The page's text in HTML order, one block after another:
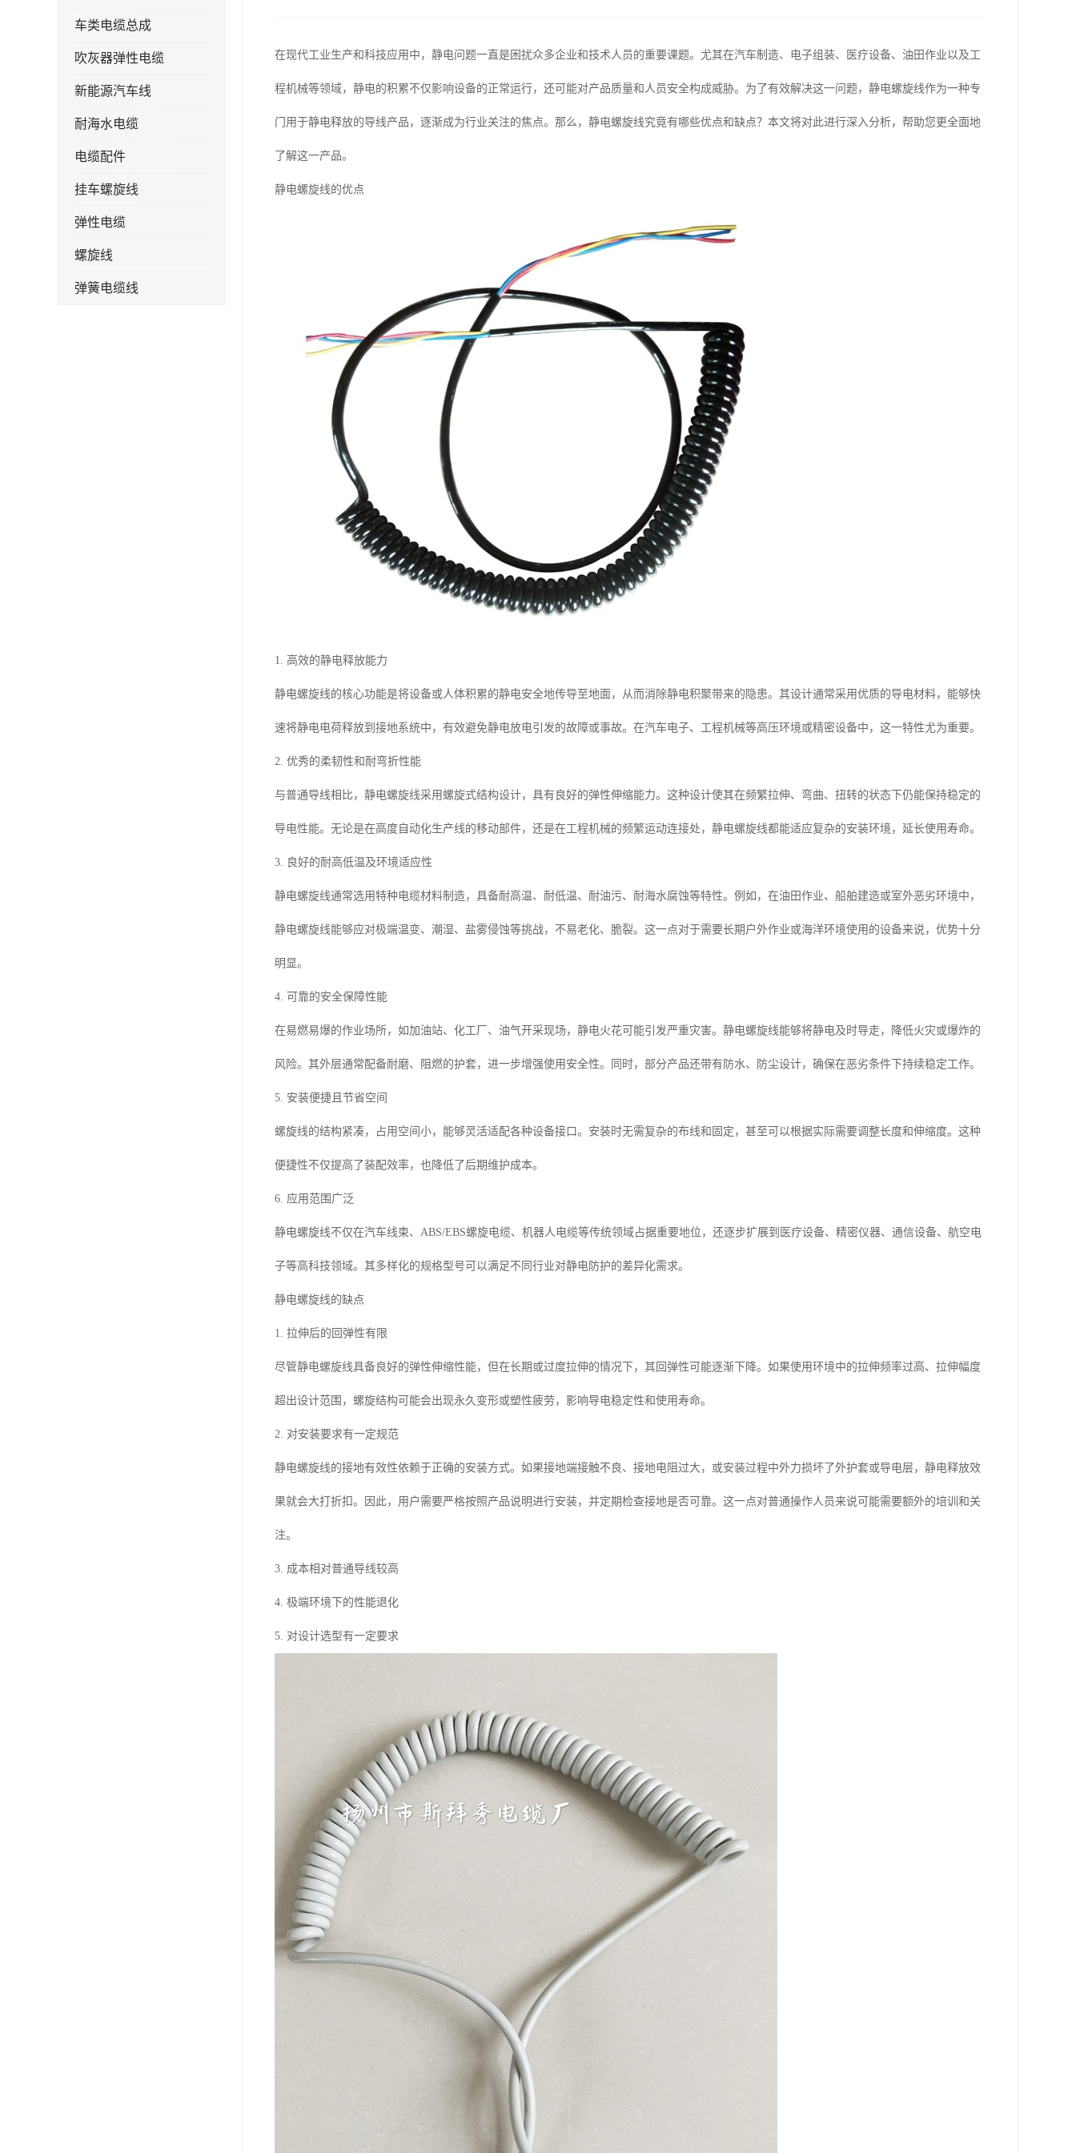
车类电缆总成
吹灰器弹性电缆
新能源汽车线
耐海水电缆
电缆配件
挂车螺旋线
弹性电缆
螺旋线
弹簧电缆线
在现代工业生产和科技应用中，静电问题一直是困扰众多企业和技术人员的重要课题。尤其在汽车制造、电子组装、医疗设备、油田作业以及工
程机械等领域，静电的积累不仅影响设备的正常运行，还可能对产品质量和人员安全构成威胁。为了有效解决这一问题，静电螺旋线作为一种专
门用于静电释放的导线产品，逐渐成为行业关注的焦点。那么，静电螺旋线究竟有哪些优点和缺点？本文将对此进行深入分析，帮助您更全面地
了解这一产品。
静电螺旋线的优点
1. 高效的静电释放能力
静电螺旋线的核心功能是将设备或人体积累的静电安全地传导至地面，从而消除静电积聚带来的隐患。其设计通常采用优质的导电材料，能够快
速将静电电荷释放到接地系统中，有效避免静电放电引发的故障或事故。在汽车电子、工程机械等高压环境或精密设备中，这一特性尤为重要。
2. 优秀的柔韧性和耐弯折性能
与普通导线相比，静电螺旋线采用螺旋式结构设计，具有良好的弹性伸缩能力。这种设计使其在频繁拉伸、弯曲、扭转的状态下仍能保持稳定的
导电性能。无论是在高度自动化生产线的移动部件，还是在工程机械的频繁运动连接处，静电螺旋线都能适应复杂的安装环境，延长使用寿命。
3. 良好的耐高低温及环境适应性
静电螺旋线通常选用特种电缆材料制造，具备耐高温、耐低温、耐油污、耐海水腐蚀等特性。例如，在油田作业、船舶建造或室外恶劣环境中，
静电螺旋线能够应对极端温变、潮湿、盐雾侵蚀等挑战，不易老化、脆裂。这一点对于需要长期户外作业或海洋环境使用的设备来说，优势十分
明显。
4. 可靠的安全保障性能
在易燃易爆的作业场所，如加油站、化工厂、油气开采现场，静电火花可能引发严重灾害。静电螺旋线能够将静电及时导走，降低火灾或爆炸的
风险。其外层通常配备耐磨、阻燃的护套，进一步增强使用安全性。同时，部分产品还带有防水、防尘设计，确保在恶劣条件下持续稳定工作。
5. 安装便捷且节省空间
螺旋线的结构紧凑，占用空间小，能够灵活适配各种设备接口。安装时无需复杂的布线和固定，甚至可以根据实际需要调整长度和伸缩度。这种
便捷性不仅提高了装配效率，也降低了后期维护成本。
6. 应用范围广泛
静电螺旋线不仅在汽车线束、ABS/EBS螺旋电缆、机器人电缆等传统领域占据重要地位，还逐步扩展到医疗设备、精密仪器、通信设备、航空电
子等高科技领域。其多样化的规格型号可以满足不同行业对静电防护的差异化需求。
静电螺旋线的缺点
1. 拉伸后的回弹性有限
尽管静电螺旋线具备良好的弹性伸缩性能，但在长期或过度拉伸的情况下，其回弹性可能逐渐下降。如果使用环境中的拉伸频率过高、拉伸幅度
超出设计范围，螺旋结构可能会出现永久变形或塑性疲劳，影响导电稳定性和使用寿命。
2. 对安装要求有一定规范
静电螺旋线的接地有效性依赖于正确的安装方式。如果接地端接触不良、接地电阻过大，或安装过程中外力损坏了外护套或导电层，静电释放效
果就会大打折扣。因此，用户需要严格按照产品说明进行安装，并定期检查接地是否可靠。这一点对普通操作人员来说可能需要额外的培训和关
注。
3. 成本相对普通导线较高
4. 极端环境下的性能退化
5. 对设计选型有一定要求